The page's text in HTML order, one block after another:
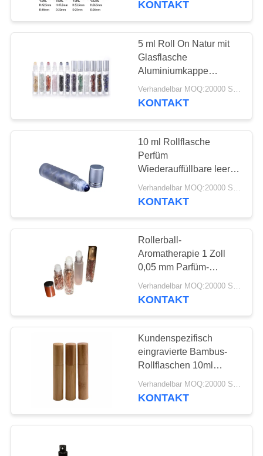
KONTAKT
5 ml Roll On Natur mit
Glasflasche
Aluminiumkappe
Edelstein-Rollflasche
Verhandelbar MOQ:20000 Stück
KONTAKT
10 ml Rollflasche
Perfüm
Wiederauffüllbare leere
Rolle auf Behälter
Naturhalbsteine
KONTAKT
Rollerball-
Aromatherapie 1 Zoll
0,05 mm Parfüm-
Rollerball-Flaschen mit
Halter für
Verhandelbar MOQ:20000 Stück
KONTAKT
Kundenspezifisch
eingravierte Bambus-
Rollflaschen 10ml
Parfum & ätherisches Öl
Rollen auf
Verhandelbar MOQ:20000 Stück
KONTAKT